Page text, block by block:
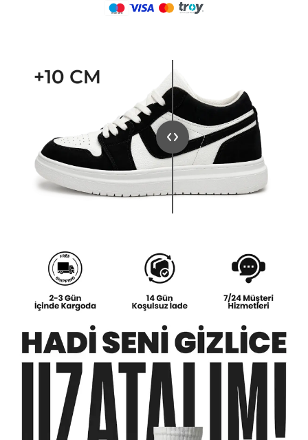
maestro